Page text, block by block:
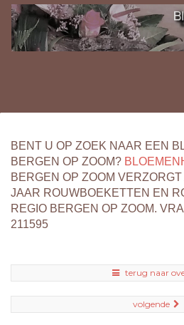
BENT U OP ZOEK NAAR EEN
BERGEN OP ZOOM?
BERGEN OP ZOOM
JAAR ROUWBOEKETTEN EN
REGIO BERGEN OP ZOOM.
211595
terug naar
volgende